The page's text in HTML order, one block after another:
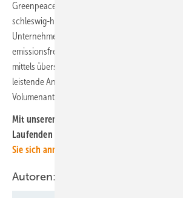
Greenpeace Energy offiziell den Betriebsstart
schleswig-holsteinischen Haurup bekannt
Unternehmen beteiligt ist. Der Elektrolyseur
emissionsfrei verbrennbaren Treibstoff und
mittels überschüssigem Wind- und
leistende Anlage nahe Flensburg speist dieses
Volumenanteil von bis zu zwei Prozent ins
Mit unserem kostenlosen Newsletter bleiben
Laufenden über die Entwicklung der
Sie sich anmelden
Autoren: